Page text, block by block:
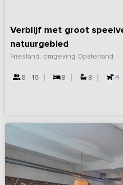
Verblijf met groot
natuurgebied
Friesland, omgeving Opsterland
8 - 16 8 8 4